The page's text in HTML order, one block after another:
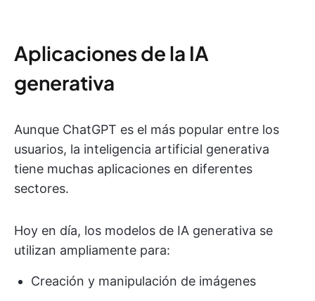
Aplicaciones de la IA
generativa
Aunque ChatGPT es el más popular entre los
usuarios, la inteligencia artificial generativa
tiene muchas aplicaciones en diferentes
sectores.
Hoy en día, los modelos de IA generativa se
utilizan ampliamente para:
Creación y manipulación de imágenes